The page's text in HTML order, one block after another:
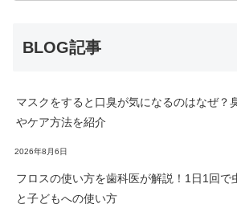
BLOG記事
マスクをすると口臭が気になるのはなぜ？
やケア方法を紹介
2026年8月6日
フロスの使い方を歯科医が解説！1日1回で
と子どもへの使い方